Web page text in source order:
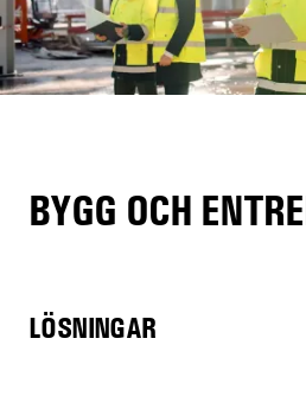
BYGG OCH
LÖSNINGAR